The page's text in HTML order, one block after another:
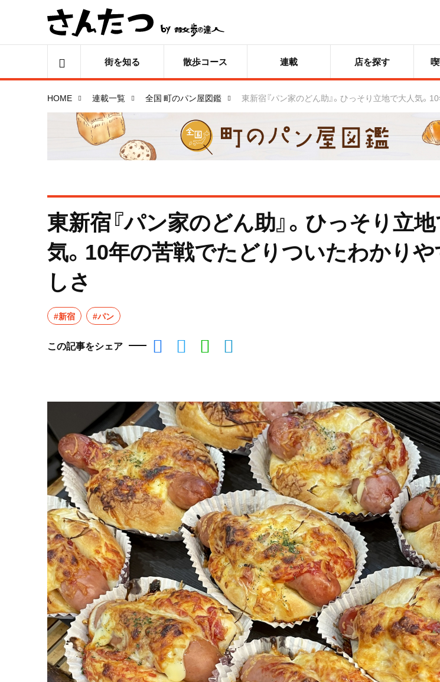
街を知る 散歩コース 連載 店を探す
HOME 連載一覧 全国 町のパン屋図鑑 東新宿『パン家のどん助』。ひっそり立地で大人気。
東新宿『パン家のどん助』。ひっそり立
気。10年の苦戦でたどりついたわかり
しさ
#新宿 #パン
この記事をシェア